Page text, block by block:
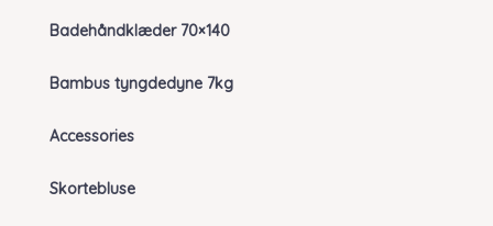
Badehåndklæder 70×140
Bambus tyngdedyne 7kg
Accessories
Skortebluse